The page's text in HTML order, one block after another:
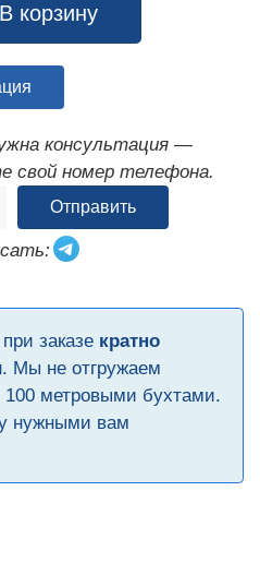
В корзину
консультация —
свой номер телефона.
Отправить
заказе кратно
. Мы не отгружаем
метровыми бухтами.
нужными вам